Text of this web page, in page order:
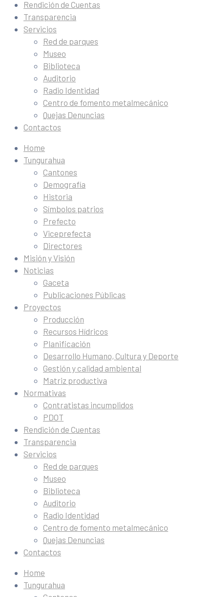
Rendición de Cuentas
Transparencia
Servicios
Red de parques
Museo
Biblioteca
Auditorio
Radio Identidad
Centro de fomento metalmecánico
Quejas Denuncias
Contactos
Home
Tungurahua
Cantones
Demografía
Historia
Símbolos patrios
Prefecto
Viceprefecta
Directores
Misión y Visión
Noticias
Gaceta
Publicaciones Públicas
Proyectos
Producción
Recursos Hídricos
Planificación
Desarrollo Humano, Cultura y Deporte
Gestión y calidad ambiental
Matriz productiva
Normativas
Contratistas incumplidos
PDOT
Rendición de Cuentas
Transparencia
Servicios
Red de parques
Museo
Biblioteca
Auditorio
Radio Identidad
Centro de fomento metalmecánico
Quejas Denuncias
Contactos
Home
Tungurahua